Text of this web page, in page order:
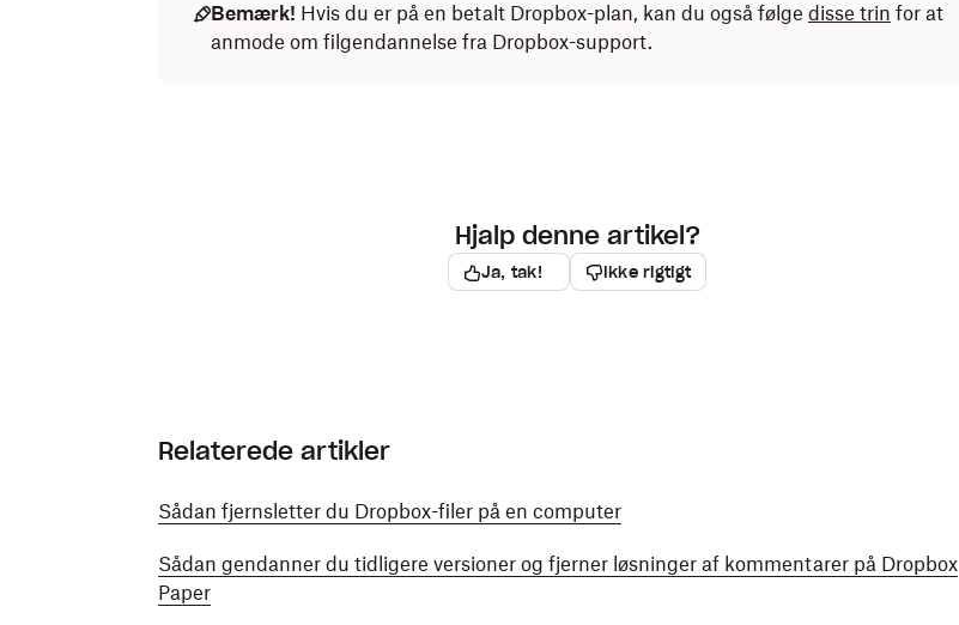
Bemærk! Hvis du er på en betalt Dropbox-plan, kan du også følge disse trin for at
anmode om filgendannelse fra Dropbox-support.
Hjalp denne artikel?
Ja, tak! Ikke rigtigt
Relaterede artikler
Sådan fjernsletter du Dropbox-filer på en computer
Sådan gendanner du tidligere versioner og fjerner løsninger af kommentarer på Dropbox
Paper